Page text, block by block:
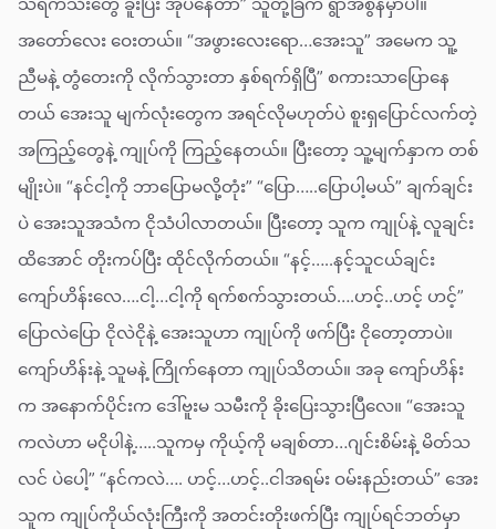
အတော်လေး ဝေးတယ်။ “အဖွားလေးရော…အေးသူ” အမေက သူ့
ညီမနဲ့ တွံတေးကို လိုက်သွားတာ နှစ်ရက်ရှိပြီ” စကားသာပြောနေ
တယ် အေးသူ မျက်လုံးတွေက အရင်လိုမဟုတ်ပဲ စူးရှပြောင်လက်တဲ့
အကြည့်တွေနဲ့ ကျုပ်ကို ကြည့်နေတယ်။ ပြီးတော့ သူ့မျက်နှာက တစ်
မျိုးပဲ။ “နင်ငါ့ကို ဘာပြောမလို့တုံး” “ပြော…..ပြောပါ့မယ်” ချက်ချင်း
ပဲ အေးသူအသံက ငိုသံပါလာတယ်။ ပြီးတော့ သူက ကျုပ်နဲ့ လူချင်း
ထိအောင် တိုးကပ်ပြီး ထိုင်လိုက်တယ်။ “နင့်…..နင့်သူငယ်ချင်း
ကျော်ဟိန်းလေ….ငါ့…ငါ့ကို ရက်စက်သွားတယ်….ဟင့်..ဟင့် ဟင့်”
ပြောလဲပြော ငိုလဲငိုနဲ့ အေးသူဟာ ကျုပ်ကို ဖက်ပြီး ငိုတော့တာပဲ။
ကျော်ဟိန်းနဲ့ သူမနဲ့ ကြိုက်နေတာ ကျုပ်သိတယ်။ အခု ကျော်ဟိန်း
က အနောက်ပိုင်းက ဒေါ်ဗူးမ သမီးကို ခိုးပြေးသွားပြီလေ။ “အေးသူ
ကလဲဟာ မငိုပါနဲ့…..သူကမှ ကိုယ့်ကို မချစ်တာ…ဂျင်းစိမ်းနဲ့ မိတ်သ
လင် ပဲပေါ့” “နင်ကလဲ…. ဟင့်…ဟင့်..ငါအရမ်း ဝမ်းနည်းတယ်” အေး
သူက ကျုပ်ကိုယ်လုံးကြီးကို အတင်းတိုးဖက်ပြီး ကျုပ်ရင်ဘတ်မှာ